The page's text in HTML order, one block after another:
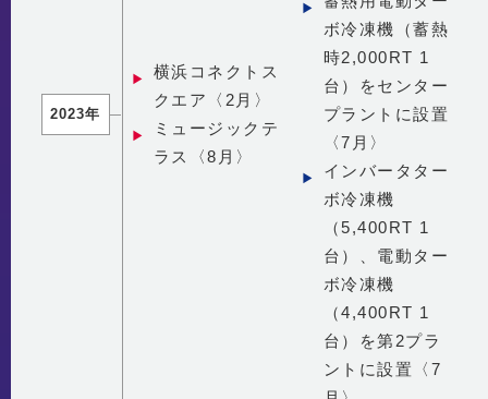
2023年
横浜コネクトス
クエア〈2月〉
ミュージックテ
ラス〈8月〉
ボ冷凍機（蓄熱
時2,000RT 1
台）をセンター
プラントに設置
〈7月〉
インバータター
ボ冷凍機
（5,400RT 1
台）、電動ター
ボ冷凍機
（4,400RT 1
台）を第2プラ
ントに設置〈7